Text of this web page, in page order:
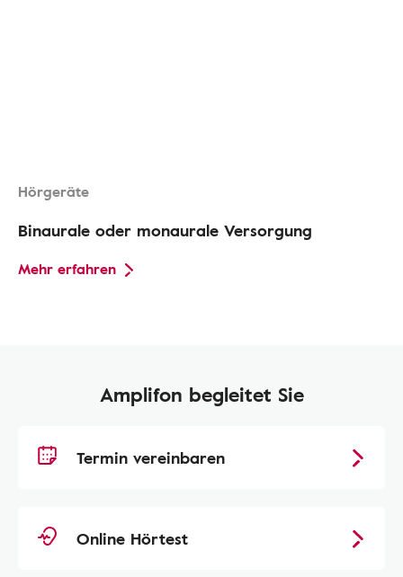
Hörgeräte
Binaurale oder monaurale Versorgung
Mehr erfahren
Amplifon begleitet Sie
Termin vereinbaren
Online Hörtest